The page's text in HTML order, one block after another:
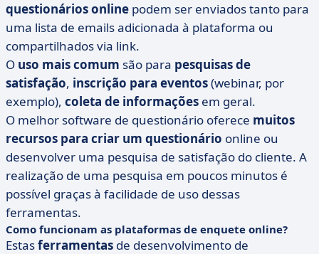
questionários online podem ser enviados tanto para
uma lista de emails adicionada à plataforma ou
compartilhados via link.
O uso mais comum são para pesquisas de
satisfação, inscrição para eventos(webinar, por
exemplo), coleta de informações em geral.
O melhor software de questionário oferece muitos
recursos para criar um questionário online ou
desenvolver uma pesquisa de satisfação do cliente. A
realização de uma pesquisa em poucos minutos é
possível graças à facilidade de uso dessas
ferramentas.
Como funcionam as plataformas de enquete online?
Estasferramentas de desenvolvimento de